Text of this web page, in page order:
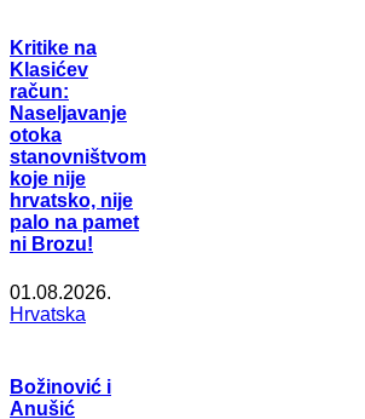
Kritike na
Klasićev
račun:
Naseljavanje
otoka
stanovništvom
koje nije
hrvatsko, nije
palo na pamet
ni Brozu!
01.08.2026.
Hrvatska
Božinović i
Anušić